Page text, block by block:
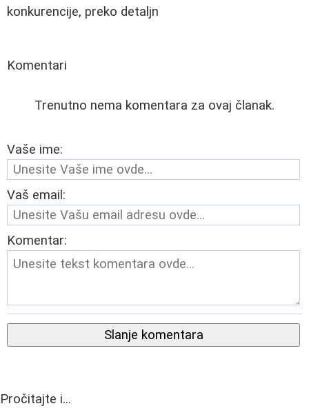
konkurencije, preko detaljn
Komentari
Trenutno nema komentara za ovaj članak.
Vaše ime:
Vaš email:
Komentar:
Slanje komentara
Pročitajte i...